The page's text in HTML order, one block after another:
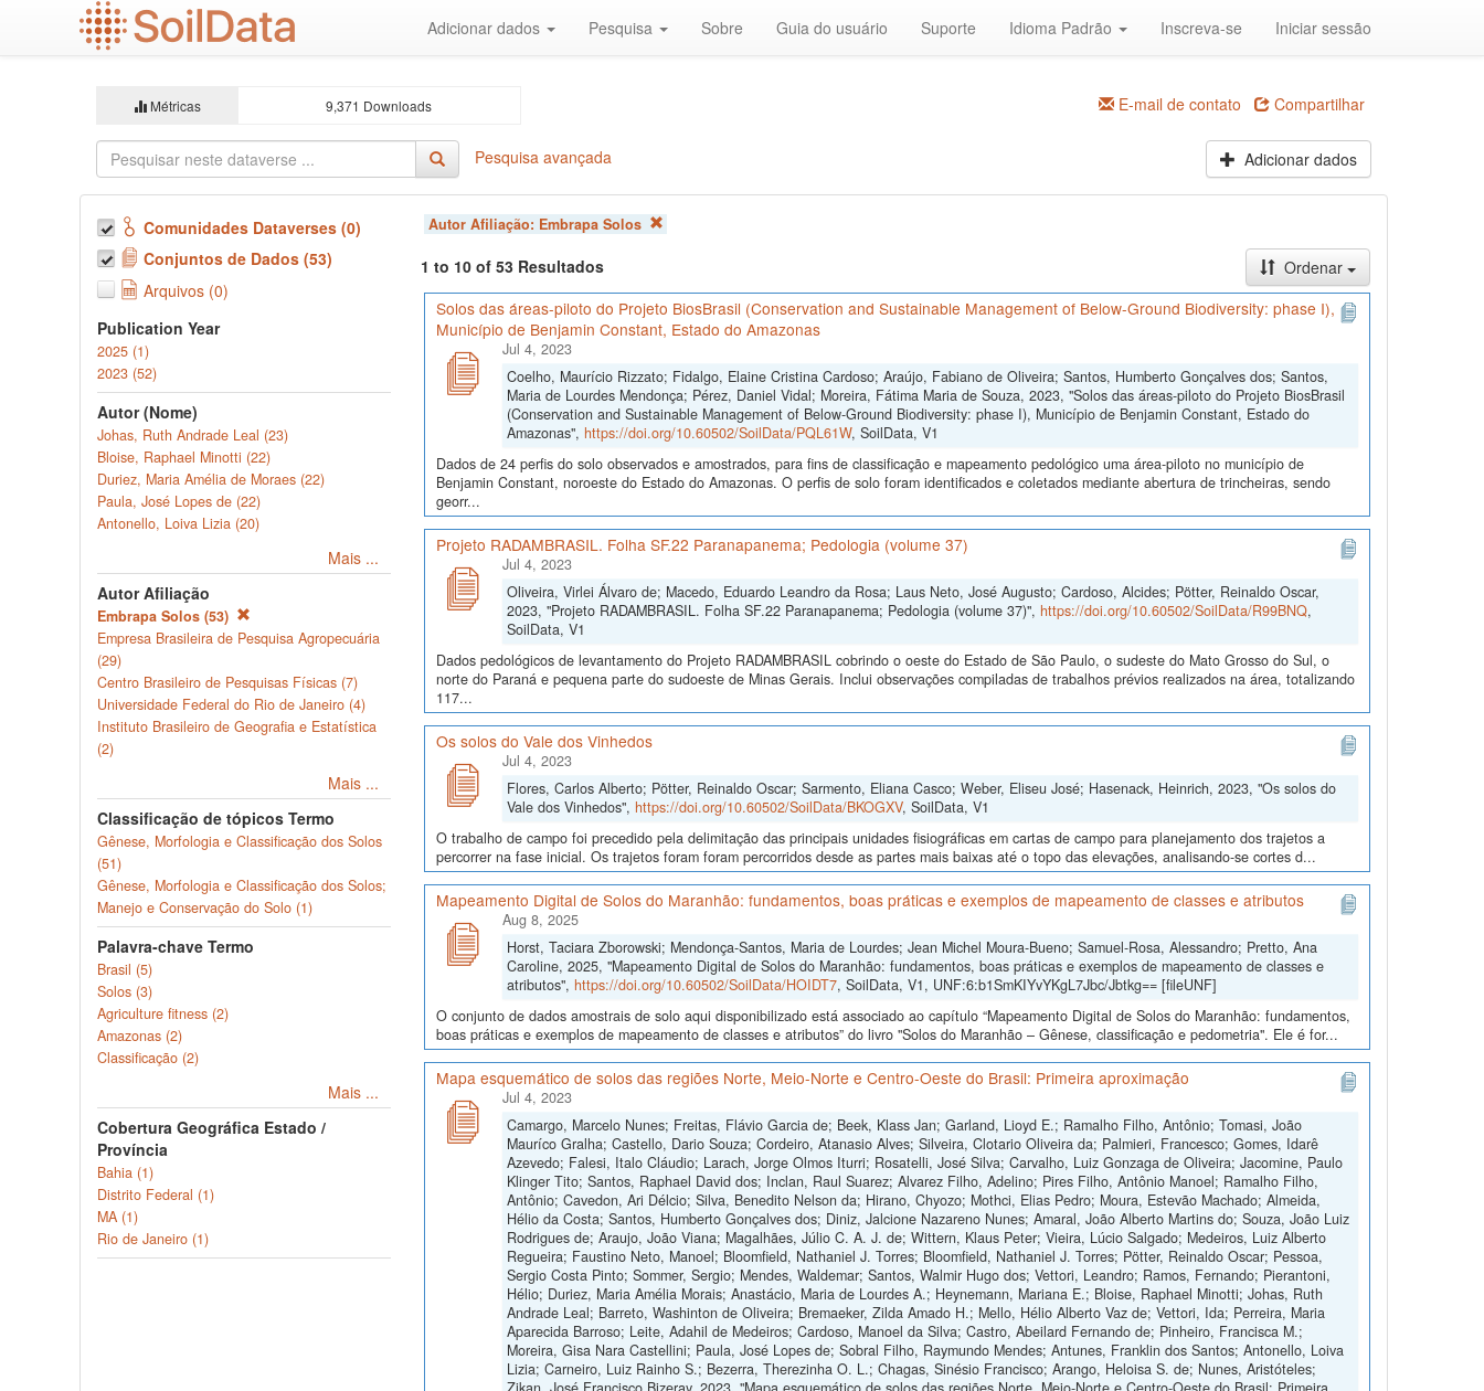
Adicionar dados Pesquisa Sobre Guia do usuário Suporte Idioma Padrão Inscreva-se Iniciar sessão
Métricas 9,371 Downloads E-mail de contato Compartilhar
Pesquisa avançada Adicionar dados
Comunidades Dataverses (0)
Conjuntos de Dados (53)
Arquivos (0)
Publication Year
2025 (1)
2023 (52)
Autor (Nome)
Johas, Ruth Andrade Leal (23)
Bloise, Raphael Minotti (22)
Duriez, Maria Amélia de Moraes (22)
Paula, José Lopes de (22)
Antonello, Loiva Lizia (20)
Mais ...
Autor Afiliação
Embrapa Solos (53)
Empresa Brasileira de Pesquisa Agropecuária
(29)
Centro Brasileiro de Pesquisas Físicas (7)
Universidade Federal do Rio de Janeiro (4)
Instituto Brasileiro de Geografia e Estatística
(2)
Mais ...
Classificação de tópicos Termo
Gênese, Morfologia e Classificação dos Solos
(51)
Gênese, Morfologia e Classificação dos Solos;
Manejo e Conservação do Solo (1)
Palavra-chave Termo
Brasil (5)
Solos (3)
Agriculture fitness (2)
Amazonas (2)
Classificação (2)
Mais ...
Cobertura Geográfica Estado /
Província
Bahia (1)
Distrito Federal (1)
MA (1)
Rio de Janeiro (1)
Autor Afiliação: Embrapa Solos
1 to 10 of 53 Resultados
Ordenar
Solos das áreas-piloto do Projeto BiosBrasil (Conservation and Sustainable Management of Below-Ground Biodiversity: phase I),
Município de Benjamin Constant, Estado do Amazonas
Jul 4, 2023
Coelho, Maurício Rizzato; Fidalgo, Elaine Cristina Cardoso; Araújo, Fabiano de Oliveira; Santos, Humberto Gonçalves dos; Santos,
Maria de Lourdes Mendonça; Pérez, Daniel Vidal; Moreira, Fátima Maria de Souza, 2023, "Solos das áreas-piloto do Projeto BiosBrasil
(Conservation and Sustainable Management of Below-Ground Biodiversity: phase I), Município de Benjamin Constant, Estado do
Amazonas", https://doi.org/10.60502/SoilData/PQL61W, SoilData, V1
Dados de 24 perfis do solo observados e amostrados, para fins de classificação e mapeamento pedológico uma área-piloto no município de
Benjamin Constant, noroeste do Estado do Amazonas. O perfis de solo foram identificados e coletados mediante abertura de trincheiras, sendo
georr...
Projeto RADAMBRASIL. Folha SF.22 Paranapanema; Pedologia (volume 37)
Jul 4, 2023
Oliveira, Virlei Álvaro de; Macedo, Eduardo Leandro da Rosa; Laus Neto, José Augusto; Cardoso, Alcides; Pötter, Reinaldo Oscar,
2023, "Projeto RADAMBRASIL. Folha SF.22 Paranapanema; Pedologia (volume 37)", https://doi.org/10.60502/SoilData/R99BNQ,
SoilData, V1
Dados pedológicos de levantamento do Projeto RADAMBRASIL cobrindo o oeste do Estado de São Paulo, o sudeste do Mato Grosso do Sul, o
norte do Paraná e pequena parte do sudoeste de Minas Gerais. Inclui observações compiladas de trabalhos prévios realizados na área, totalizando
117...
Os solos do Vale dos Vinhedos
Jul 4, 2023
Flores, Carlos Alberto; Pötter, Reinaldo Oscar; Sarmento, Eliana Casco; Weber, Eliseu José; Hasenack, Heinrich, 2023, "Os solos do
Vale dos Vinhedos", https://doi.org/10.60502/SoilData/BKOGXV, SoilData, V1
O trabalho de campo foi precedido pela delimitação das principais unidades fisiográficas em cartas de campo para planejamento dos trajetos a
percorrer na fase inicial. Os trajetos foram foram percorridos desde as partes mais baixas até o topo das elevações, analisando-se cortes d...
Mapeamento Digital de Solos do Maranhão: fundamentos, boas práticas e exemplos de mapeamento de classes e atributos
Aug 8, 2025
Horst, Taciara Zborowski; Mendonça-Santos, Maria de Lourdes; Jean Michel Moura-Bueno; Samuel-Rosa, Alessandro; Pretto, Ana
Caroline, 2025, "Mapeamento Digital de Solos do Maranhão: fundamentos, boas práticas e exemplos de mapeamento de classes e
atributos", https://doi.org/10.60502/SoilData/HOIDT7, SoilData, V1, UNF:6:b1SmKIYvYKgL7Jbc/Jbtkg== [fileUNF]
O conjunto de dados amostrais de solo aqui disponibilizado está associado ao capítulo “Mapeamento Digital de Solos do Maranhão: fundamentos,
boas práticas e exemplos de mapeamento de classes e atributos” do livro "Solos do Maranhão – Gênese, classificação e pedometria". Ele é for...
Mapa esquemático de solos das regiões Norte, Meio-Norte e Centro-Oeste do Brasil: Primeira aproximação
Jul 4, 2023
Camargo, Marcelo Nunes; Freitas, Flávio Garcia de; Beek, Klass Jan; Garland, Lioyd E.; Ramalho Filho, Antônio; Tomasi, João
Mauríco Gralha; Castello, Dario Souza; Cordeiro, Atanasio Alves; Silveira, Clotario Oliveira da; Palmieri, Francesco; Gomes, Idarê
Azevedo; Falesi, Italo Cláudio; Larach, Jorge Olmos Iturri; Rosatelli, José Silva; Carvalho, Luiz Gonzaga de Oliveira; Jacomine, Paulo
Klinger Tito; Santos, Raphael David dos; Inclan, Raul Suarez; Alvarez Filho, Adelino; Pires Filho, Antônio Manoel; Ramalho Filho,
Antônio; Cavedon, Ari Délcio; Silva, Benedito Nelson da; Hirano, Chyozo; Mothci, Elias Pedro; Moura, Estevão Machado; Almeida,
Hélio da Costa; Santos, Humberto Gonçalves dos; Diniz, Jalcione Nazareno Nunes; Amaral, João Alberto Martins do; Souza, João Luiz
Rodrigues de; Araujo, João Viana; Magalhães, Júlio C. A. J. de; Wittern, Klaus Peter; Vieira, Lúcio Salgado; Medeiros, Luiz Alberto
Regueira; Faustino Neto, Manoel; Bloomfield, Nathaniel J. Torres; Bloomfield, Nathaniel J. Torres; Pötter, Reinaldo Oscar; Pessoa,
Sergio Costa Pinto; Sommer, Sergio; Mendes, Waldemar; Santos, Walmir Hugo dos; Vettori, Leandro; Ramos, Fernando; Pierantoni,
Hélio; Duriez, Maria Amélia Morais; Anastácio, Maria de Lourdes A.; Heynemann, Mariana E.; Bloise, Raphael Minotti; Johas, Ruth
Andrade Leal; Barreto, Washinton de Oliveira; Bremaeker, Zilda Amado H.; Mello, Hélio Alberto Vaz de; Vettori, Ida; Perreira, Maria
Aparecida Barroso; Leite, Adahil de Medeiros; Cardoso, Manoel da Silva; Castro, Abeilard Fernando de; Pinheiro, Francisca M.;
Moreira, Gisa Nara Castellini; Paula, José Lopes de; Sobral Filho, Raymundo Mendes; Antunes, Franklin dos Santos; Antonello, Loiva
Lizia; Carneiro, Luiz Rainho S.; Bezerra, Therezinha O. L.; Chagas, Sinésio Francisco; Arango, Heloisa S. de; Nunes, Aristóteles;